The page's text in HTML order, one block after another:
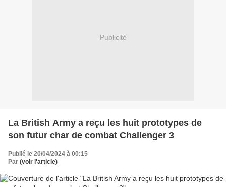
Publicité
La British Army a reçu les huit prototypes de
son futur char de combat Challenger 3
Publié le 20/04/2024 à 00:15
Par (voir l'article)